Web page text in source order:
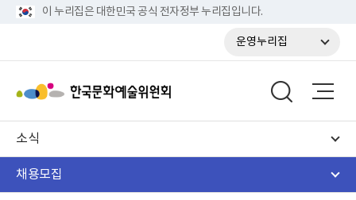
이 누리집은 대한민국 공식 전자정부 누리집입니다.
운영누리집
소식
채용모집